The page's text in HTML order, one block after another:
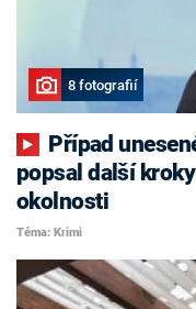
8 fotografií
popsal další
okolnosti
Téma: Krimi